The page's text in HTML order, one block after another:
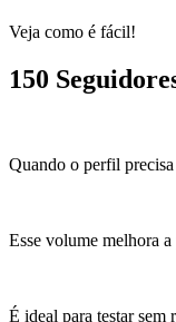
Veja como é fácil!
150
Quando o perfil precisa
Esse volume melhora
É ideal para testar sem